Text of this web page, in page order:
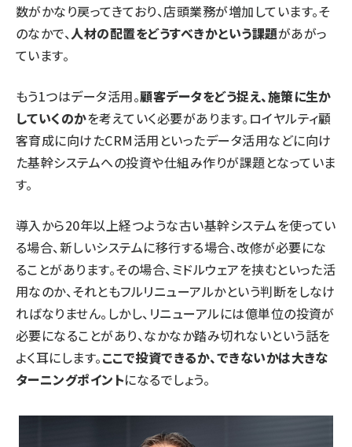
数がかなり戻ってきており、店頭業務が増加しています。そ
のなかで、人材の配置をどうすべきかという課題があがっ
ています。
もう1つはデータ活用。顧客データをどう捉え、施策に生か
していくのかを考えていく必要があります。ロイヤルティ顧
客育成に向けたCRM活用といったデータ活用などに向け
た基幹システムへの投資や仕組み作りが課題となっていま
す。
導入から20年以上経つような古い基幹システムを使ってい
る場合、新しいシステムに移行する場合、改修が必要にな
ることがあります。その場合、ミドルウェアを挟むといった活
用なのか、それともフルリニューアルかという判断をしなけ
ればなりません。しかし、リニューアルには億単位の投資が
必要になることがあり、なかなか踏み切れないという話を
よく耳にします。ここで投資できるか、できないかは大きな
ターニングポイントになるでしょう。